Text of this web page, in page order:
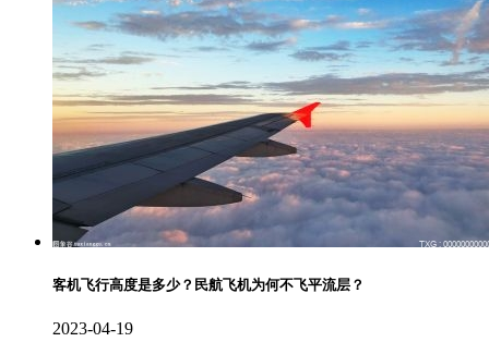
客机飞行高度是多少？民航飞机为何不飞平流层？
2023-04-19